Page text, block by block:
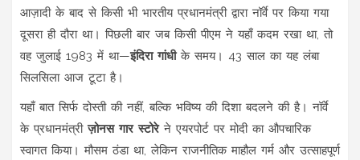
आज़ादी के बाद से किसी भी भारतीय प्रधानमंत्री द्वारा नॉर्वे पर किया गया
दूसरा ही दौरा था। पिछली बार जब किसी पीएम ने यहाँ कदम रखा था, तो
वह जुलाई 1983 में था—इंदिरा गांधीके समय। 43 साल का यह लंबा
सिलसिला आज टूटा है।
यहाँ बात सिर्फ दोस्ती की नहीं, बल्कि भविष्य की दिशा बदलने की है। नॉर्वे
के प्रधानमंत्रीज़ोनस गार स्टोरेने एयरपोर्ट पर मोदी का औपचारिक
स्वागत किया। मौसम ठंडा था, लेकिन राजनीतिक माहौल गर्म और उत्साहपूर्ण